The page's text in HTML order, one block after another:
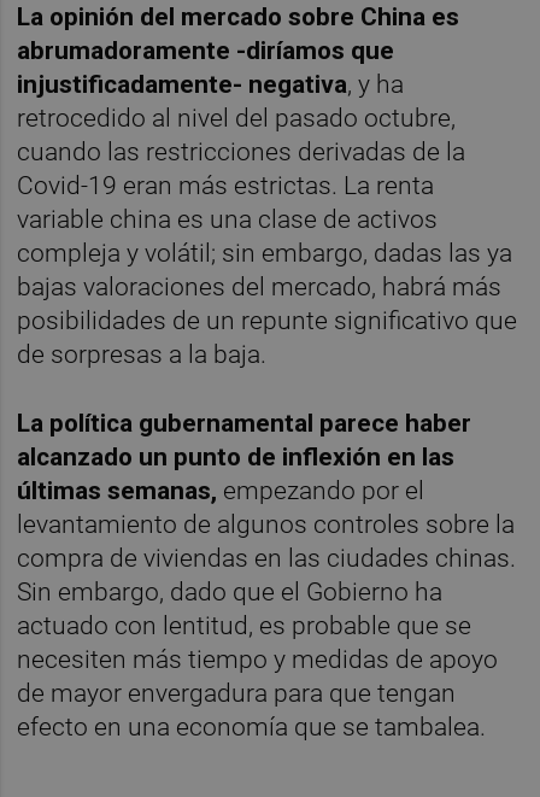
La opinión del mercado sobre China es
abrumadoramente -diríamos que
injustificadamente- negativa, y ha
retrocedido al nivel del pasado octubre,
cuando las restricciones derivadas de la
Covid-19 eran más estrictas. La renta
variable china es una clase de activos
compleja y volátil; sin embargo, dadas las ya
bajas valoraciones del mercado, habrá más
posibilidades de un repunte significativo que
de sorpresas a la baja.
La política gubernamental parece haber
alcanzado un punto de inflexión en las
últimas semanas, empezando por el
levantamiento de algunos controles sobre la
compra de viviendas en las ciudades chinas.
Sin embargo, dado que el Gobierno ha
actuado con lentitud, es probable que se
necesiten más tiempo y medidas de apoyo
de mayor envergadura para que tengan
efecto en una economía que se tambalea.